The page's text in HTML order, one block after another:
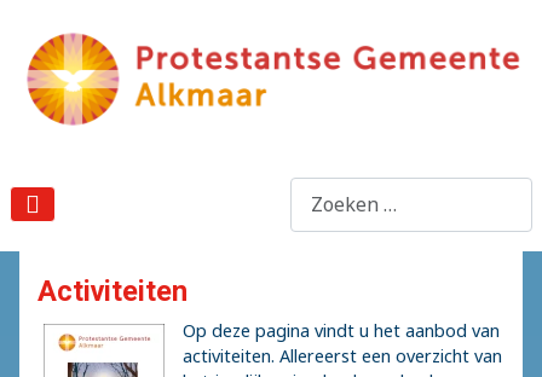
Activiteiten
Op deze pagina vindt u het aanbod van
activiteiten. Allereerst een overzicht van